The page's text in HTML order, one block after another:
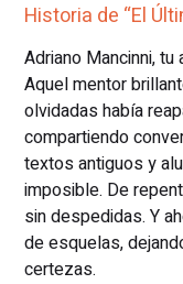
Historia de “El
Adriano Mancinni,
Aquel mentor
olvidadas había
compartiendo
textos antiguos y
imposible. De
sin despedidas. Y
de esquelas,
certezas.